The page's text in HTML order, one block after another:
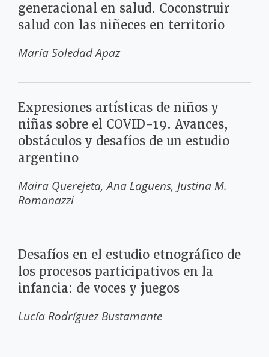
generacional en salud. Coconstruir
salud con las niñeces en territorio
María Soledad Apaz
Expresiones artísticas de niños y
niñas sobre el COVID-19. Avances,
obstáculos y desafíos de un estudio
argentino
Maira Querejeta Ana Laguens Justina M.
Romanazzi
Desafíos en el estudio etnográfico de
los procesos participativos en la
infancia: de voces y juegos
Lucía Rodríguez Bustamante